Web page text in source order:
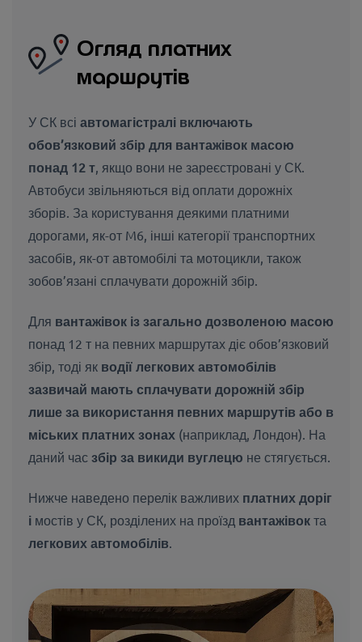
Огляд платних
маршрутів
У СК всі автомагістралі включають
обов’язковий збір для вантажівок масою
понад 12 т , якщо вони не зареєстровані у СК.
Автобуси звільняються від оплати дорожніх
зборів. За користування деякими платними
дорогами, як-от M6, інші категорії транспортних
засобів, як-от автомобілі та мотоцикли, також
зобов’язані сплачувати дорожній збір.
Для вантажівок із загально дозволеною масою
понад 12 т на певних маршрутах діє обов’язковий
збір, тоді як водії легкових автомобілів
зазвичай мають сплачувати дорожній збір
лише за використання певних маршрутів або в
міських платних зонах (наприклад, Лондон). На
даний час збір за викиди вуглецю не стягується.
Нижче наведено перелік важливих платних доріг
і мостів у СК, розділених на проїзд вантажівок та
легкових автомобілів.